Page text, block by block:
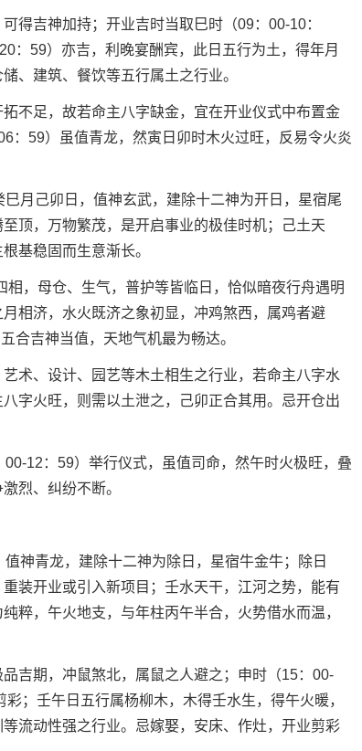
得吉神加持；开业吉时当取巳时（09：00-10：
：59）亦吉，利晚宴酬宾，此日五行为土，得年月
、建筑、餐饮等五行属土之行业。
不足，故若命主八字缺金，宜在开业仪式中布置金
：59）虽值青龙，然寅日卯时木火过旺，反易令火炎
月己卯日，值神玄武，建除十二神为开日，星宿尾
顶，万物繁茂，是开启事业的极佳时机；己土天
基稳固而生意渐长。
，母仓、生气，普护等皆临日，恰似暗夜行舟遇明
相济，水火既济之象初显，冲鸡煞西，属鸡者避
合吉神当值，天地气机最为畅达。
术、设计、园艺等木土相生之行业，若命主八字水
字火旺，则需以土泄之，己卯正合其用。忌开仓出
12：59）举行仪式，虽值司命，然午时火极旺，叠
烈、纠纷不断。
神青龙，建除十二神为除日，星宿牛金牛；除日
装开业或引入新项目；壬水天干，江河之势，能有
粹，午火地支，与年柱丙午半合，火势借水而温，
吉期，冲鼠煞北，属鼠之人避之；申时（15：00-
；壬午日五行属杨柳木，木得壬水生，得午火暖，
流动性强之行业。忌嫁娶，安床、作灶，开业剪彩